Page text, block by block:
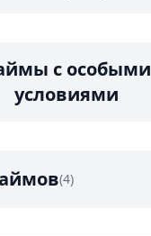
с особыми
условиями
(4)